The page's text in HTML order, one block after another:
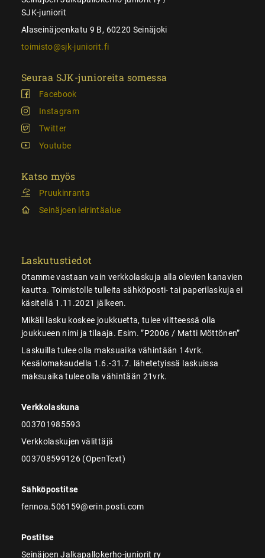
SJK-juniorit
Alaseinäjoenkatu 9 B, 60220 Seinäjoki
toimisto@sjk-juniorit.fi
Seuraa SJK-junioreita somessa
Facebook
Instagram
Twitter
Youtube
Katso myös
Pruukinranta
Seinäjoen leirintäalue
Laskutustiedot
Otamme vastaan vain verkkolaskuja alla olevien kanavien
kautta. Toimistolle tulleita sähköposti- tai paperilaskuja ei
käsitellä 1.11.2021 jälkeen.
Mikäli lasku koskee joukkuetta, tulee viitteessä olla
joukkueen nimi ja tilaaja. Esim. ”P2006 / Matti Möttönen”
Laskuilla tulee olla maksuaika vähintään 14vrk.
Kesälomakaudella 1.6.-31.7. lähetetyissä laskuissa
maksuaika tulee olla vähintään 21vrk.
Verkkolaskuna
003701985593
Verkkolaskujen välittäjä
003708599126 (OpenText)
Sähköpostitse
fennoa.506159@erin.posti.com
Postitse
Seinäjoen Jalkapallokerho-juniorit ry